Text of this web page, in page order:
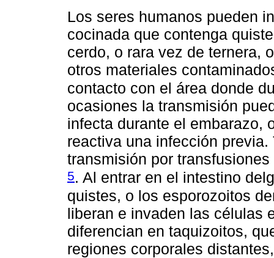
Los seres humanos pueden
cocinada que contenga
cerdo, o rara vez de ternera,
otros materiales
contacto con el área donde
ocasiones la transmisión
infecta durante el embarazo,
reactiva una infección
transmisión por
5. Al entrar en el intestino
quistes, o los esporozoitos
liberan e invaden las células
diferencian en taquizoitos,
regiones corporales